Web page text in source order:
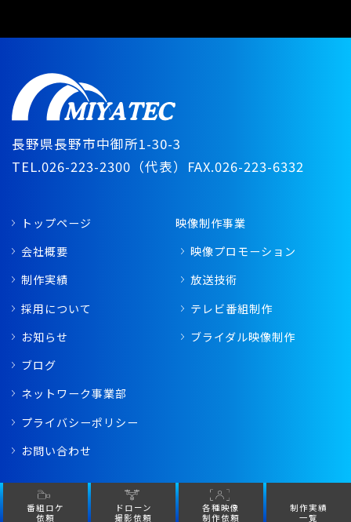
番組ロケ
依頼
ドローン
撮影依頼
各種映像
制作依頼
制作実績
一覧
長野県長野市中御所1-30-3
TEL.026-223-2300（代表） FAX.026-223-6332
トップページ
会社概要
制作実績
採用について
お知らせ
ブログ
映像制作事業
映像プロモーション
放送技術
テレビ番組制作
ブライダル映像制作
ネットワーク事業部
プライバシーポリシー
お問い合わせ
© 2026 MIYATEC All Rights Reserved.